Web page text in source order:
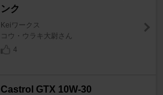
ンク
Keiワークス
コウ・ウラキ大尉さん
4
Castrol GTX 10W-30